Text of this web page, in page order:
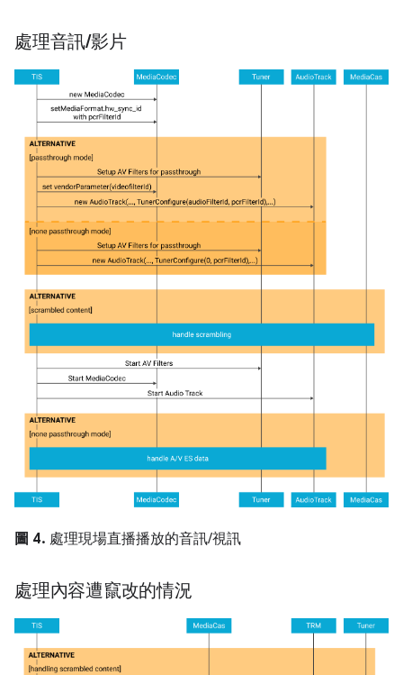
處理音訊/影片
圖 4. 處理現場直播播放的音訊/視訊
處理內容遭竄改的情況